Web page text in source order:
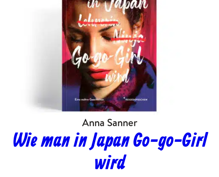
Anna Sanner
Wie man in Japan Go-go-Girl
wird